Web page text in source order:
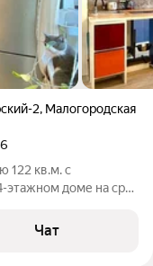
2, Малогородская
122 кв.м. с
доме на срок
Чат